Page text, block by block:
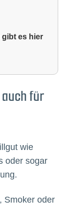
es hier
auch für
wie
oder sogar
Smoker oder